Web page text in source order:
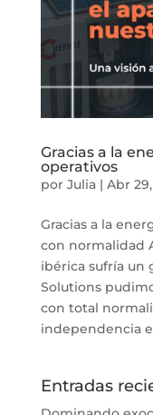
Gracias a la
operativos
por Julia| Abr
Gracias a la
con normalidad
ibérica sufría un
Solutions
con total
independencia
Entradas